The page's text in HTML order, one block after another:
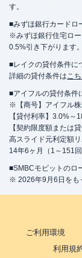
す。
■みずほ銀行カードロ
※みずほ銀行住宅ロ
0.5%引き下がります
■レイクの貸付条件に
詳細の貸付条件はこ
■アイフルの貸付条件
※【商号】アイフル
【貸付利率】3.0%～
【契約限度額または
高スライド元利定額
14年6ヶ月（1～151
■SMBCモビットのロ
※ 2026年9月6日をも
ご利用環境
利用規